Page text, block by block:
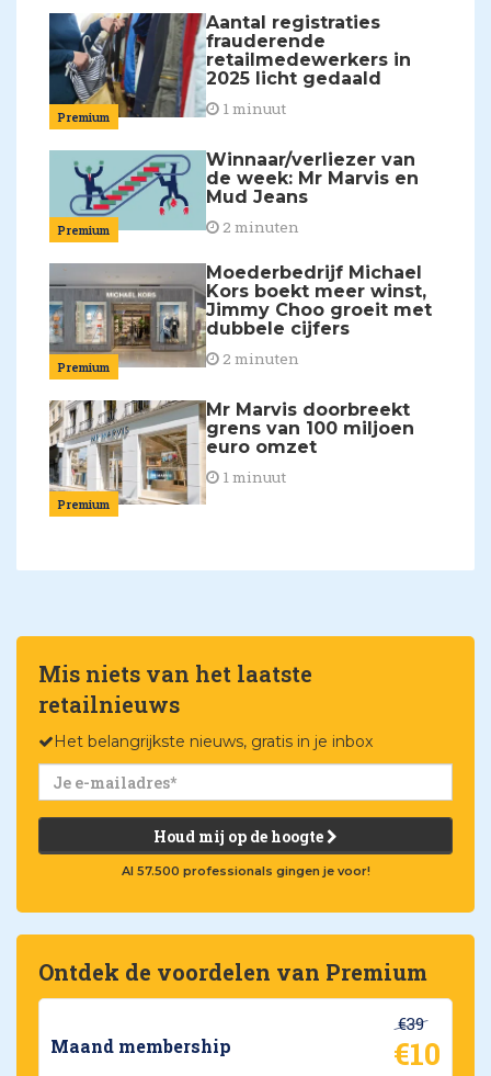
Premium
Aantal registraties
frauderende
retailmedewerkers in
2025 licht gedaald
1 minuut
Premium
Winnaar/verliezer van
de week: Mr Marvis en
Mud Jeans
2 minuten
Premium
Moederbedrijf Michael
Kors boekt meer winst,
Jimmy Choo groeit met
dubbele cijfers
2 minuten
Premium
Mr Marvis doorbreekt
grens van 100 miljoen
euro omzet
1 minuut
Mis niets van het laatste
retailnieuws
Het belangrijkste nieuws, gratis in je inbox
Houd mij op de hoogte
Al 57.500 professionals gingen je voor!
Ontdek de voordelen van Premium
Maand membership
€39
€10